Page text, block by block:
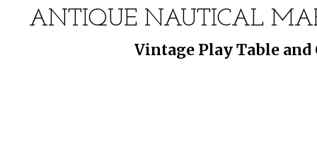
ANTIQUE NAUTICAL
Vintage Play Table